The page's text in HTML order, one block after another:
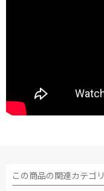
この商品の関連カテゴリ